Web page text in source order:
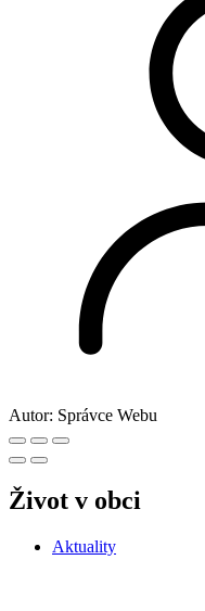
Autor: Správce Webu
Život v obci
Aktuality